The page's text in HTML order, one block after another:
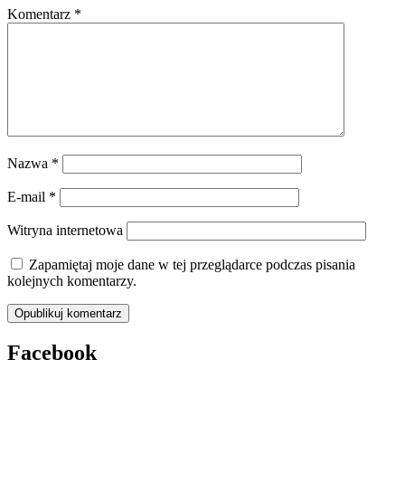
Komentarz *
Nazwa *
E-mail *
Witryna internetowa
Zapamiętaj moje dane w tej przeglądarce podczas pisania
kolejnych komentarzy.
Facebook